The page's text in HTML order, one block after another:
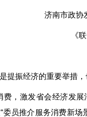
济南市政协
《
提振经济的重要举措
费，激发省会经济发
委员推介服务消费新场